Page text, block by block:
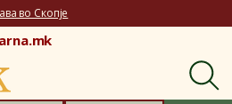
во Скопје